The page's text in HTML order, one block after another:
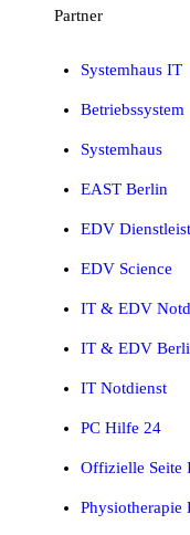
Partner
Systemhaus IT
Betriebssystem
Systemhaus
EAST Berlin
EDV
EDV Science
IT & EDV
IT & EDV
IT Notdienst
PC Hilfe 24
Offizielle Seite
Physiotherapie